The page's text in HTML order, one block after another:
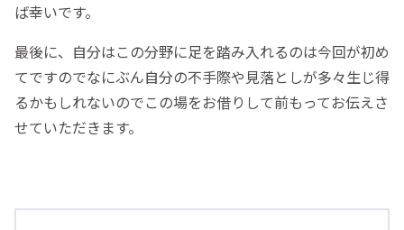
ば幸いです。
最後に、自分はこの分野に足を踏み入れるのは今回が初め
てですのでなにぶん自分の不手際や見落としが多々生じ得
るかもしれないのでこの場をお借りして前もってお伝えさ
せていただきます。